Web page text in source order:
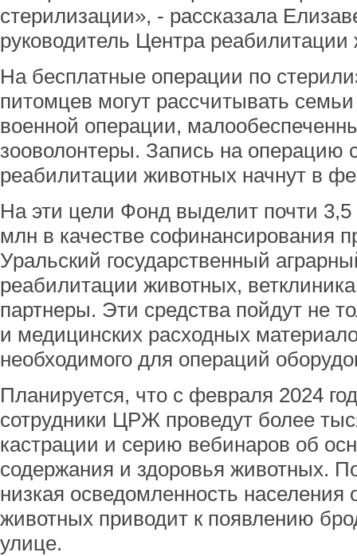
стерилизации», - рассказала
руководитель Центра
На бесплатные операции по
питомцев могут рассчитывать
военной операции,
зооволонтеры. Запись на операцию
реабилитации животных начнут в
На эти цели Фонд выделит почти
млн в качестве софинансирования
Уральский государственный
реабилитации животных,
партнеры. Эти средства пойдут не
и медицинских расходных
необходимого для операций
Планируется, что с февраля 2024
сотрудники ЦРЖ проведут более
кастрации и серию вебинаров об
содержания и здоровья животных.
низкая осведомленность населения
животных приводит к появлению
улице.